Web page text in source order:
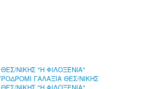
ΝΙΚΗΣ "Η ΦΙΛΟΞΕΝΙΑ"
ΓΑΛΑΞΙΑ ΘΕΣ/ΝΙΚΗΣ